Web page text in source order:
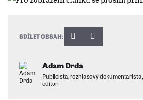
Adam Drda
Publicista, rozhlasový dokumentarista,
editor
SDÍLET OBSAH: